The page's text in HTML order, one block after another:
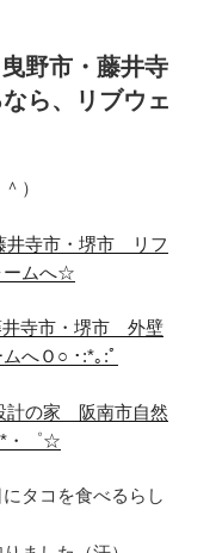
野市・藤井寺
ら、リブウェ
）
井寺市・堺市 リフ
ームへ☆
寺市・堺市 外壁
へＯ○ ･:*｡:ﾟ
計の家 阪南市自然
・゜☆
タコを食べるらし